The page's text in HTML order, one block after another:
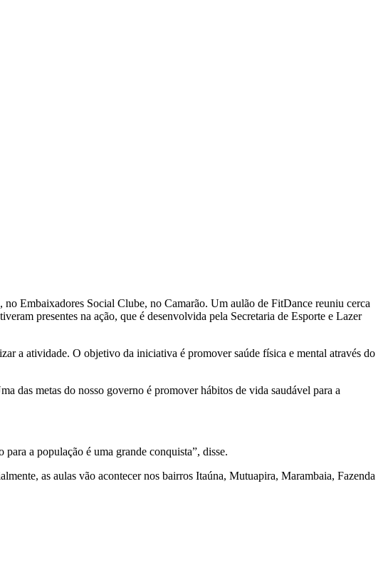
Embaixadores Social Clube, no Camarão. Um aulão de FitDance reuniu cerca
presentes na ação, que é desenvolvida pela Secretaria de Esporte e Lazer
a atividade. O objetivo da iniciativa é promover saúde física e mental através do
das metas do nosso governo é promover hábitos de vida saudável para a
a população é uma grande conquista”, disse.
as aulas vão acontecer nos bairros Itaúna, Mutuapira, Marambaia, Fazenda